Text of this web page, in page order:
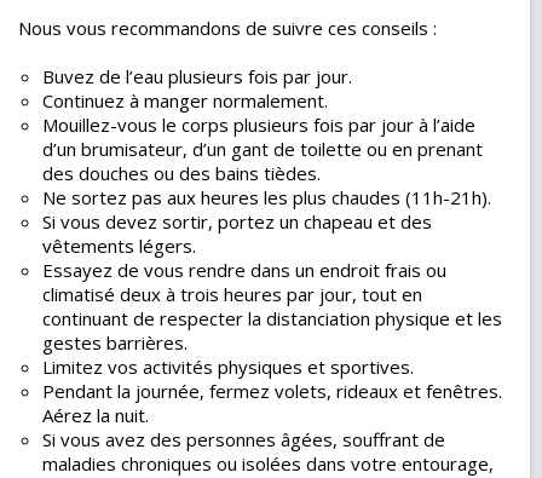
Nous vous recommandons de suivre ces conseils :
Buvez de l’eau plusieurs fois par jour.
Continuez à manger normalement.
Mouillez-vous le corps plusieurs fois par jour à l’aide
d’un brumisateur, d’un gant de toilette ou en prenant
des douches ou des bains tièdes.
Ne sortez pas aux heures les plus chaudes (11h-21h).
Si vous devez sortir, portez un chapeau et des
vêtements légers.
Essayez de vous rendre dans un endroit frais ou
climatisé deux à trois heures par jour, tout en
continuant de respecter la distanciation physique et les
gestes barrières.
Limitez vos activités physiques et sportives.
Pendant la journée, fermez volets, rideaux et fenêtres.
Aérez la nuit.
Si vous avez des personnes âgées, souffrant de
maladies chroniques ou isolées dans votre entourage,